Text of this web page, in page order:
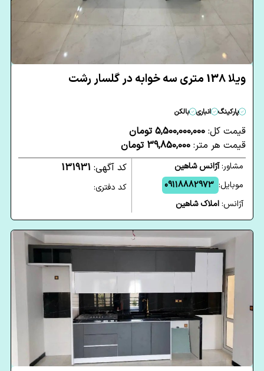
ویلا 138 متری سه خوابه در گلسار رشت
پارکینگ انباری بالکن
قیمت کل: 5,500,000,000 تومان
قیمت هر متر: 39,850,000 تومان
مشاور:آژانس شاهین
موبایل: 09118882973
آژانس:املاک شاهین
کد آگهی: 131931
کد دفتری: